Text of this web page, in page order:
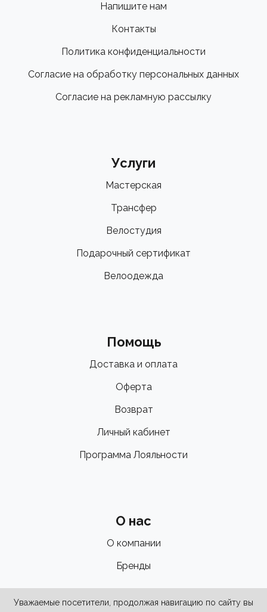
Напишите нам
Контакты
Политика конфиденциальности
Согласие на обработку персональных данных
Согласие на рекламную рассылку
Услуги
Мастерская
Трансфер
Велостудия
Подарочный сертификат
Велоодежда
Помощь
Доставка и оплата
Оферта
Возврат
Личный кабинет
Программа Лояльности
О нас
О компании
Бренды
Уважаемые посетители, продолжая навигацию по сайту вы